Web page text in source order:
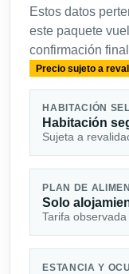
Estos datos
este paquete
confirmación
Precio sujeto a
HABITACIÓN
Habitación
Sujeta a
PLAN DE
Solo
Tarifa observada
ESTANCIA Y